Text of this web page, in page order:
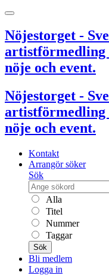
Nöjestorget -
nöje och event.
Nöjestorget -
nöje och event.
Kontakt
Arrangör söker
Sök
Alla
Titel
Nummer
Taggar
Sök
Bli medlem
Logga in